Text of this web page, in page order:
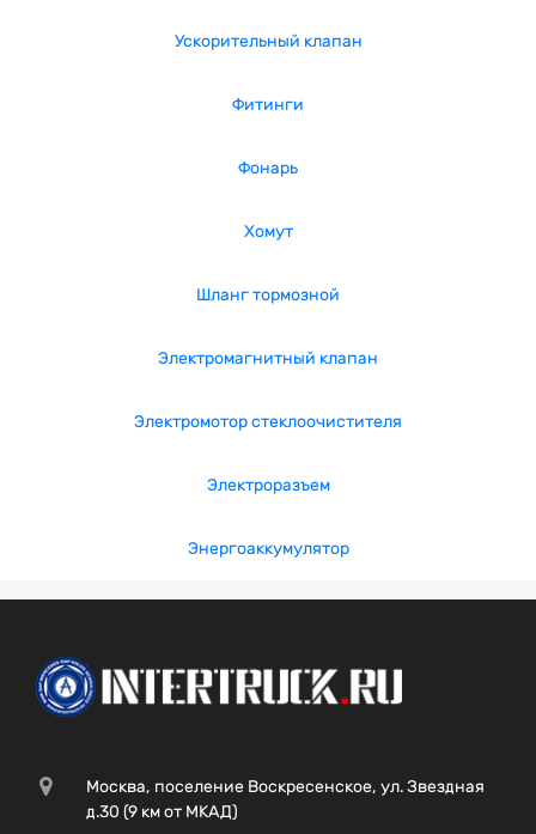
Ускорительный клапан
Фитинги
Фонарь
Хомут
Шланг тормозной
Электромагнитный клапан
Электромотор стеклоочистителя
Электроразъем
Энергоаккумулятор
Москва, поселение Воскресенское, ул. Звездная
д.30 (9 км от МКАД)